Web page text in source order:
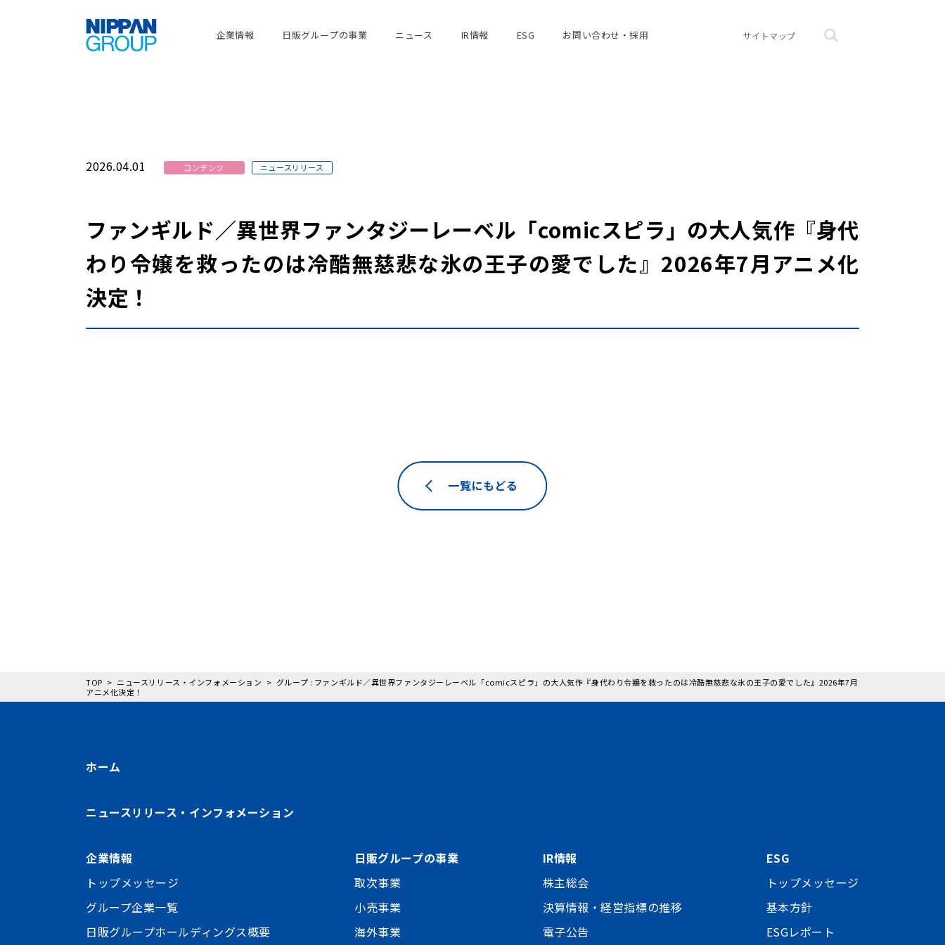
企業情報 日販グループの事業 ニュース IR情報 ESG お問い合わせ・採用 サイトマップ
2026.04.01 コンテンツ ニュースリリース
ファンギルド／異世界ファンタジーレーベル「comicスピラ」の大人気作『身代
わり令嬢を救ったのは冷酷無慈悲な氷の王子の愛でした』2026年7月アニメ化
決定！
一覧にもどる
TOP ニュースリリース・インフォメーション
グループ : ファンギルド／異世界ファンタジーレーベル「comicスピラ」の大人気作『身代わり令嬢を救ったのは冷酷無慈悲な氷の王子の愛でした』2026年7月
アニメ化決定！
ホーム
ニュースリリース・インフォメーション
企業情報
トップメッセージ
グループ企業一覧
日販グループホールディングス概要
日販グループの事業
取次事業
小売事業
海外事業
IR情報
株主総会
決算情報・経営指標の推移
電子公告
ESG
トップメッセージ
基本方針
ESGレポート